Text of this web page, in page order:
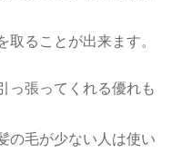
ることが出来ます。
っ張ってくれる優れも
の毛が少ない人は使い